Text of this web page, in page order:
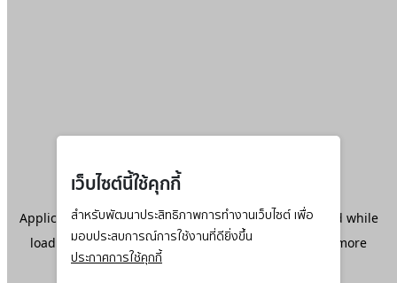
เว็บไซต์นี้ใช้คุกกี้
สำหรับพัฒนาประสิทธิภาพการทำงานเว็บไซต์ เพื่อ
มอบประสบการณ์การใช้งานที่ดียิ่งขึ้น
ประกาศการใช้คุกกี้
Application error: aclient-side exception has occurred while
loadingwww.ktc.co.th(see the browser console
for more
information).